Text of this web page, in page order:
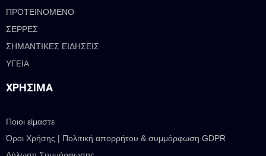
ΠΡΟΤΕΙΝΟΜΕΝΟ
ΣΕΡΡΕΣ
ΣΗΜΑΝΤΙΚΕΣ ΕΙΔΗΣΕΙΣ
ΥΓΕΙΑ
ΧΡΉΣΙΜΑ
Ποιοι είμαστε
Όροι Χρήσης | Πολιτική απορρήτου & συμμόρφωση GDPR